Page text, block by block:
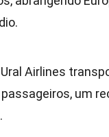
Ural Airlines
um